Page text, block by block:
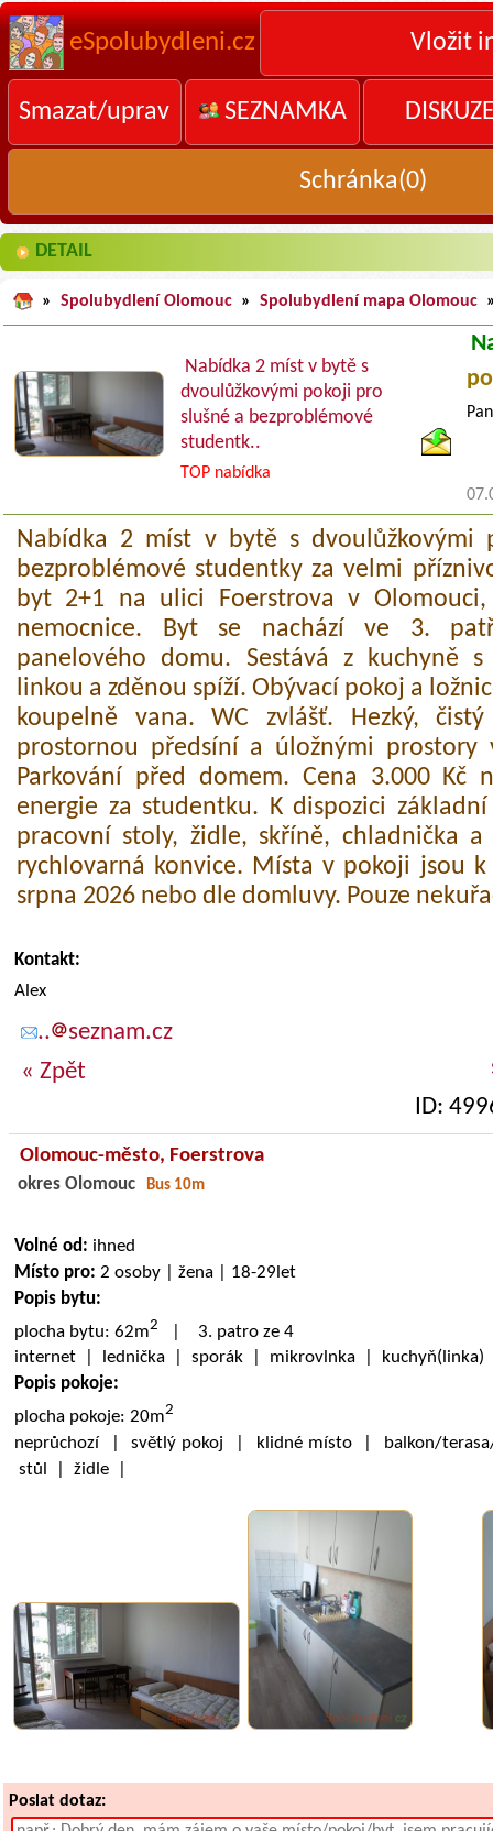
eSpolubydleni.cz Vložit
Smazat/uprav SEZNAMKA
Schránka(0)
DETAIL
» Spolubydlení Olomouc » Spolubydlení mapa Olomouc
Nabídka 2 míst v bytě s
dvoulůžkovými pokoji pro
slušné a bezproblémové
studentk..
TOP nabídka
Nabídka 2 míst v bytě s dvoulůžkovými
bezproblémové studentky za velmi
byt 2+1 na ulici Foerstrova v
nemocnice. Byt se nachází ve 3.
panelového domu. Sestává z kuchyně
linkou a zděnou spíží. Obývací pokoj a
koupelně vana. WC zvlášť. Hezký,
prostornou předsíní a úložnými
Parkování před domem. Cena 3.000 Kč
energie za studentku. K dispozici
pracovní stoly, židle, skříně, chladnička
rychlovarná konvice. Místa v pokoji jsou k
srpna 2026 nebo dle domluvy. Pouze
Kontakt:
Alex
..
seznam.cz
« Zpět
ID:
Olomouc-město, Foerstrova
okres Olomouc Bus 10m
Volné od: ihned
Místo pro: 2 osoby | žena | 18-29let
Popis bytu:
plocha bytu: 62m2
| 3. patro ze 4
internet | lednička | sporák | mikrovlnka |
Popis pokoje:
plocha pokoje: 20m2
neprůchozí | světlý pokoj | klidné místo | balkon/
stůl | židle |
Poslat dotaz: